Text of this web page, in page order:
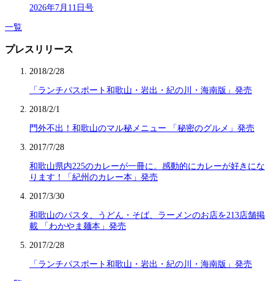
2026年7月11日号
一覧
プレスリリース
2018/2/28
「ランチパスポート和歌山・岩出・紀の川・海南版」発売
2018/2/1
門外不出！和歌山のマル秘メニュー 「秘密のグルメ」発売
2017/7/28
和歌山県内225のカレーが一冊に。感動的にカレーが好きにな
ります！「紀州のカレー本」発売
2017/3/30
和歌山のパスタ、うどん・そば、ラーメンのお店を213店舗掲
載 「わかやま麺本」発売
2017/2/28
「ランチパスポート和歌山・岩出・紀の川・海南版」発売